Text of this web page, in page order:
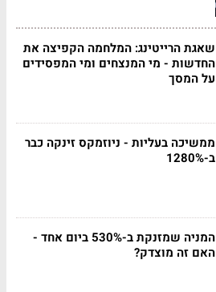
שאגת הרייטינג: המלחמה הקפיצה את
החדשות - מי המנצחים ומי המפסידים
על המסך
ממשיכה בעליות - ניוזמקס זינקה כבר
ב-1280%
המניה שמזנקת ב-530% ביום אחד -
האם זה מוצדק?